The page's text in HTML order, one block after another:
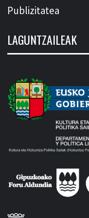
Publizitatea
LAGUNTZAILEAK